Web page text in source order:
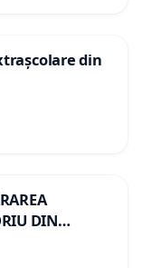
din
DIN